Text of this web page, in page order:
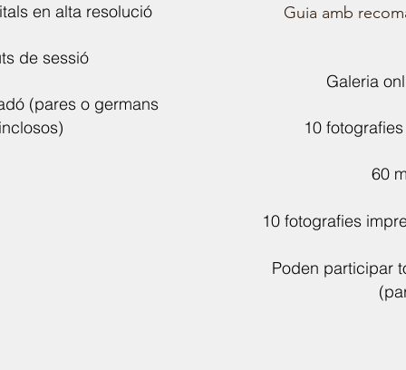
en alta resolució
de sessió
(pares o germans
Guia amb
Galeria
10
60
10 fotografies
Poden participar